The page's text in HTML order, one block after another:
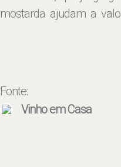
mostarda ajudam a
Fonte:
Vinho em Casa